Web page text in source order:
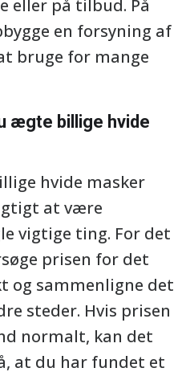
eller på tilbud. På
en forsyning af
bruge for mange
ægte billige hvide
hvide masker
at være
vigtige ting. For det
prisen for det
og sammenligne det
steder. Hvis prisen
normalt, kan det
at du har fundet et